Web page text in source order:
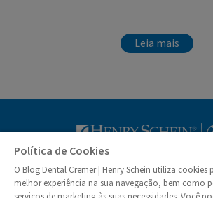
Leia mais
© Dental Cremer | Henry Schein
Política de Cookies
O Blog Dental Cremer | Henry Schein utiliza cookies
melhor experiência na sua navegação, bem como